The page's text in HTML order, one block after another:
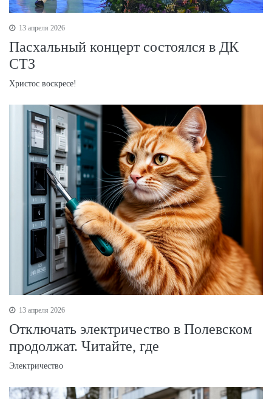
13 апреля 2026
Пасхальный концерт состоялся в ДК
СТЗ
Христос воскресе!
13 апреля 2026
Отключать электричество в Полевском
продолжат. Читайте, где
Электричество